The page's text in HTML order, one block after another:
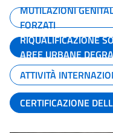
MUTILAZIONI
FORZATI
RIQUALIFICAZIONE
AREE URBANE
ATTIVITÀ
CERTIFICAZIONE